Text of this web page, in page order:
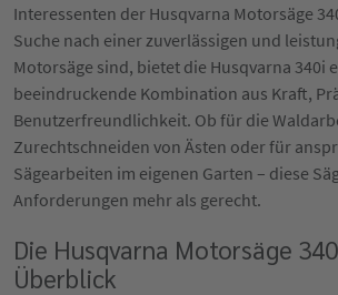
Interessenten der Husqvarna Motorsäge
Suche nach einer zuverlässigen und
Motorsäge sind, bietet die Husqvarna 340i
beeindruckende Kombination aus Kraft,
Benutzerfreundlichkeit. Ob für die
Zurechtschneiden von Ästen oder für
Sägearbeiten im eigenen Garten – diese
Anforderungen mehr als gerecht.
Die Husqvarna Motorsäge
Überblick